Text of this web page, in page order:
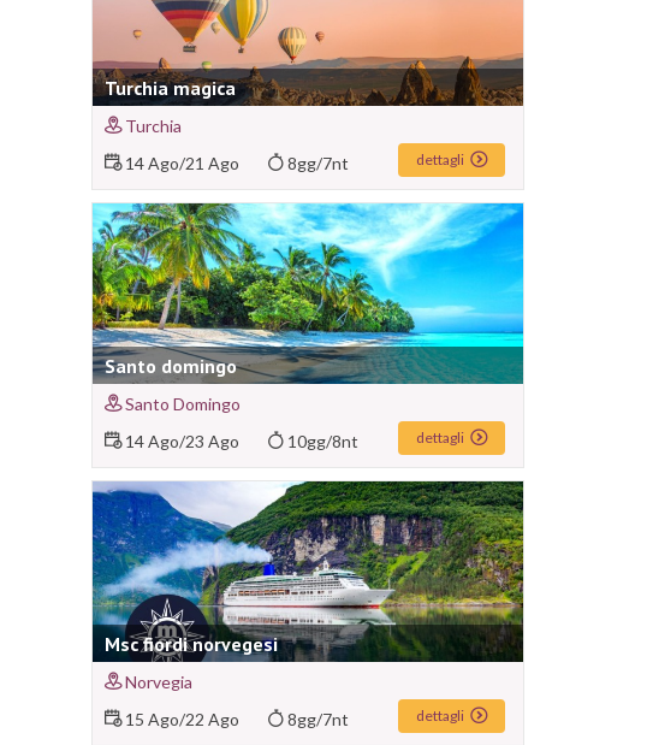
Turchia magica
Turchia
14 Ago/21 Ago 8gg/7nt dettagli
Santo domingo
Santo Domingo
14 Ago/23 Ago 10gg/8nt dettagli
Msc fiordi norvegesi
Norvegia
15 Ago/22 Ago 8gg/7nt dettagli